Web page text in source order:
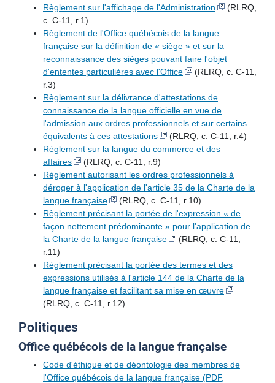
Accès à l’information et protection des renseignements
personnels
Documents liés à une demande d’accès
Frais et dépenses de l’organisme public
Loi, règlements, politiques et autres documents
concernant les droits des administrés
Inventaire des fichiers de renseignements personnels
Contrats et engagements financiers
Déclaration de services aux citoyennes et aux citoyens
Allègement réglementaire et administratif
Politique éditoriale
Carrière
Avantages d’une carrière à l’Office
Faites partie de l’équipe
Règlement sur l'affichage de l'Administration
(RLRQ,
c. C-11, r.1)
Règlement de l'Office québécois de la langue
française sur la définition de « siège » et sur la
reconnaissance des sièges pouvant faire l'objet
d'ententes particulières avec l'Office
(RLRQ, c. C-11,
r.3)
Règlement sur la délivrance d'attestations de
connaissance de la langue officielle en vue de
l'admission aux ordres professionnels et sur certains
équivalents à ces attestations
(RLRQ, c. C-11, r.4)
Règlement sur la langue du commerce et des
affaires
(RLRQ, c. C-11, r.9)
Règlement autorisant les ordres professionnels à
déroger à l'application de l'article 35 de la Charte de la
langue française
(RLRQ, c. C-11, r.10)
Règlement précisant la portée de l'expression « de
façon nettement prédominante » pour l'application de
la Charte de la langue française
(RLRQ, c. C-11,
r.11)
Règlement précisant la portée des termes et des
expressions utilisés à l'article 144 de la Charte de la
langue française et facilitant sa mise en œuvre
(RLRQ, c. C-11, r.12)
Politiques
Office québécois de la langue française
Code d'éthique et de déontologie des membres de
l'Office québécois de la langue française (PDF,